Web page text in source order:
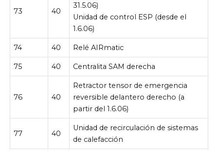
73 40
31.5.06)
Unidad de control ESP (desde el
1.6.06)
74 40 Relé AIRmatic
75 40 Centralita SAM derecha
76 40
Retractor tensor de emergencia
reversible delantero derecho (a
partir del 1.6.06)
77 40
Unidad de recirculación de sistemas
de calefacción